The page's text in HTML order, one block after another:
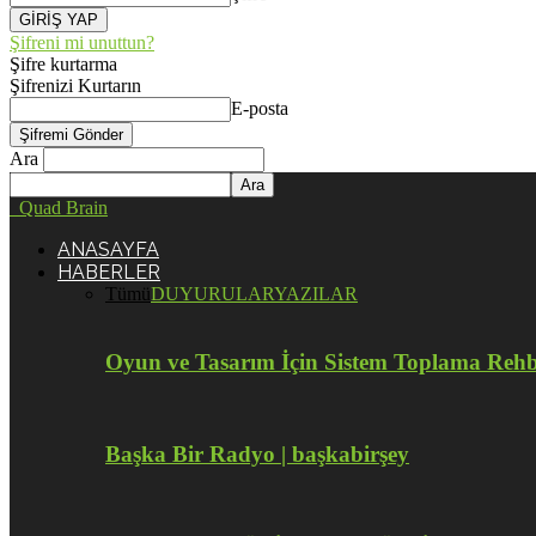
Şifreni mi unuttun?
Şifre kurtarma
Şifrenizi Kurtarın
E-posta
Ara
Quad Brain
ANASAYFA
HABERLER
TümüDUYURULARYAZILAR
Oyun ve Tasarım İçin Sistem Toplama
Başka Bir Radyo | başkabirşey